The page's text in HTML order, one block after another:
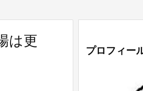
は更
プロフィー